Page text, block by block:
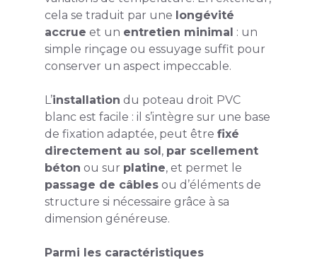
cela se traduit par une longévité
accrue et un entretien minimal : un
simple rinçage ou essuyage suffit pour
conserver un aspect impeccable.
L’installation du poteau droit PVC
blanc est facile : il s’intègre sur une base
de fixation adaptée, peut être fixé
directement au sol, par scellement
béton ou sur platine, et permet le
passage de câblesou d’éléments de
structure si nécessaire grâce à sa
dimension généreuse.
Parmi les caractéristiques